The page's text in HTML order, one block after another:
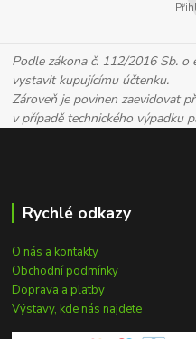
Podle zákona č. 112/2016 Sb. o
vystavit kupujícímu účtenku.
Zároveň je povinen zaevidovat
v případě technického výpadku
Rychlé odkazy
O nás a kontakty
Obchodní podmínky
Doprava a platby
Výstavy, kde nás najdete